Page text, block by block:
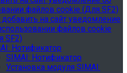
файлов cookie (Для SF2)
добавить на сайт уведомление
файлов cookie
SF2)
Нотификатор
SIMAI: Нотификатор
Установка модуля SIMAI: